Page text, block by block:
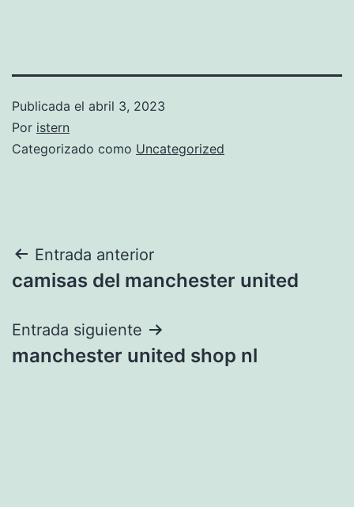
Publicada el abril 3, 2023
Por istern
Categorizado como Uncategorized
Navegación
de
entradas
Entrada anterior
camisas del manchester united
Entrada siguiente
manchester united shop nl